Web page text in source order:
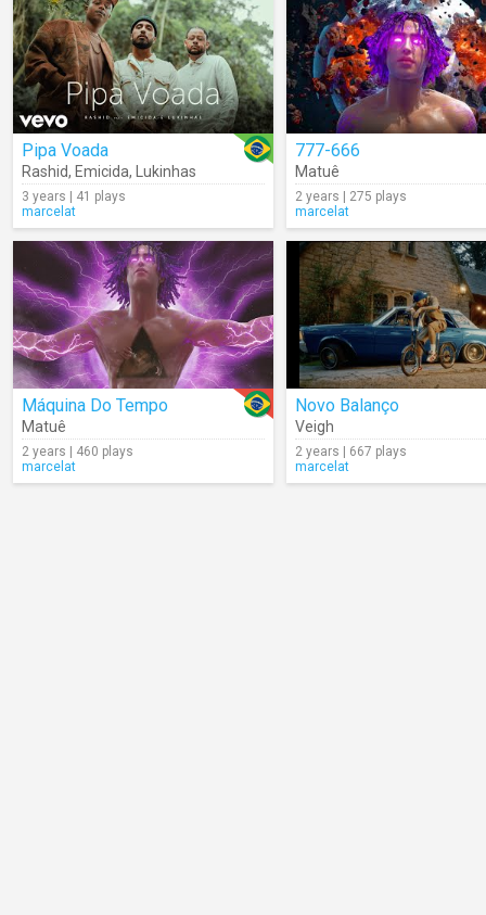
Pipa Voada
Rashid, Emicida, Lukinhas
3 years | 41 plays
marcelat
777-666
Matuê
2 years | 275 plays
marcelat
Máquina Do Tempo
Matuê
2 years | 460 plays
marcelat
Novo Balanço
Veigh
2 years | 667 plays
marcelat